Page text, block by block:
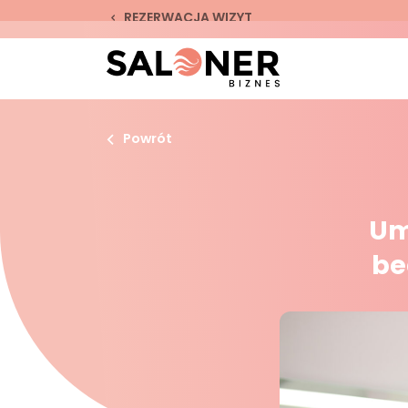
REZERWACJA WIZYT
Powrót